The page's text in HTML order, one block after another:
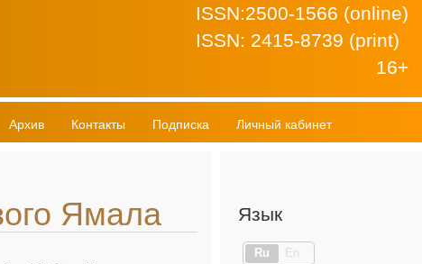
ISSN:2500-1566 (online)
ISSN: 2415-8739 (print)
16+
Архив Контакты Подписка Личный кабинет
Ямала Язык
Ru En